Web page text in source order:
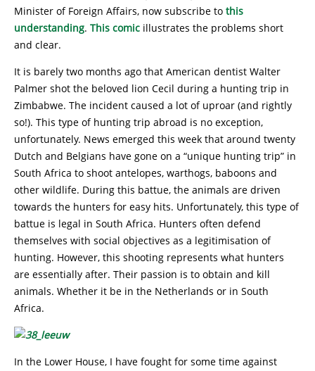
Minister of Foreign Affairs, now subscribe to this
understanding. This comic illustrates the problems short
and clear.
It is barely two months ago that American dentist Walter
Palmer shot the beloved lion Cecil during a hunting trip in
Zimbabwe. The incident caused a lot of uproar (and rightly
so!). This type of hunting trip abroad is no exception,
unfortunately. News emerged this week that around twenty
Dutch and Belgians have gone on a “unique hunting trip” in
South Africa to shoot antelopes, warthogs, baboons and
other wildlife. During this battue, the animals are driven
towards the hunters for easy hits. Unfortunately, this type of
battue is legal in South Africa. Hunters often defend
themselves with social objectives as a legitimisation of
hunting. However, this shooting represents what hunters
are essentially after. Their passion is to obtain and kill
animals. Whether it be in the Netherlands or in South
Africa.
In the Lower House, I have fought for some time against